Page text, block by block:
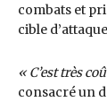
combats et
cible
« C’est très
consacré un